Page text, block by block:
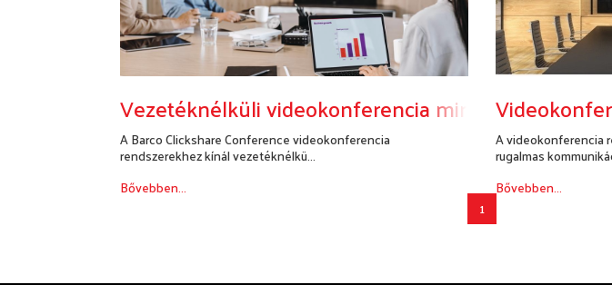
Vezetéknélküli videokonferencia minden tárgyalóba
A Barco Clickshare Conference videokonferencia
rendszerekhez kínál vezetéknélkü...
Bővebben...
A videokonferencia
rugalmas
Bővebben...
1